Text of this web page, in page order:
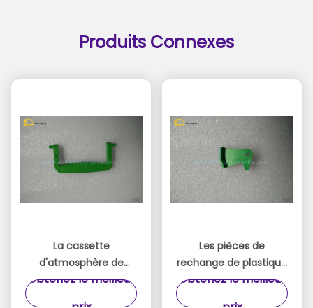
Produits Connexes
La cassette
d'atmosphère de
Wincor Nixdorf partie
Obtenez le meilleur
Les pièces de
rechange de plastique
d'atmosphère de vert,
atmosphère de petite
Obtenez le meilleur